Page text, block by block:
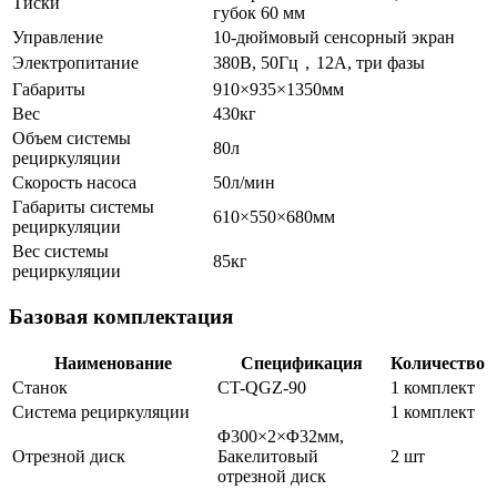
губок 60 мм
Управление
10-дюймовый сенсорный экран
Электропитание
380В, 50Гц，12A, три фазы
Габариты
910×935×1350мм
Вес
430кг
Объем системы
рециркуляции
80л
Скорость насоса
50л/мин
Габариты системы
рециркуляции
610×550×680мм
Вес системы
рециркуляции
85кг
Базовая комплектация
Наименование Спецификация
Количество
Станок
CT-QGZ-90
1 комплект
Система рециркуляции
1 комплект
Отрезной диск
Φ300×2×Φ32мм,
Бакелитовый
отрезной диск
2 шт